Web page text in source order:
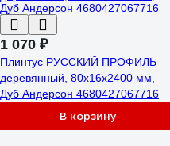
1 070 ₽
Плинтус РУССКИЙ ПРОФИЛЬ
деревянный, 80х16х2400 мм,
Дуб Андерсон 4680427067716
В корзину